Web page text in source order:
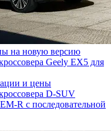
на новую версию
Geely EX5 для
и цены
D-SUV
R с последовательной